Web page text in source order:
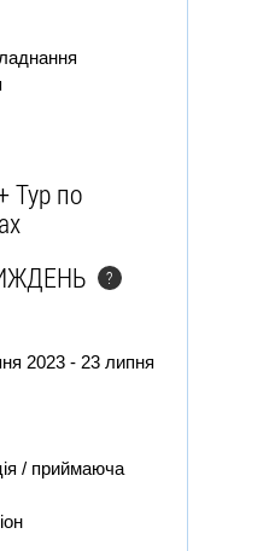
Тур по
?
2023 - 23 липня
/ приймаюча